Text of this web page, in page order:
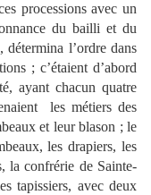
processions avec un
du bailli et du
détermina l’ordre dans
; c’étaient d’abord
ayant chacun quatre
les métiers des
et leur blason ; le
les drapiers, les
la confrérie de Sainte-
tapissiers, avec deux